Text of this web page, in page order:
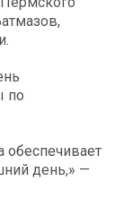
по
обеспечивает
день,» —